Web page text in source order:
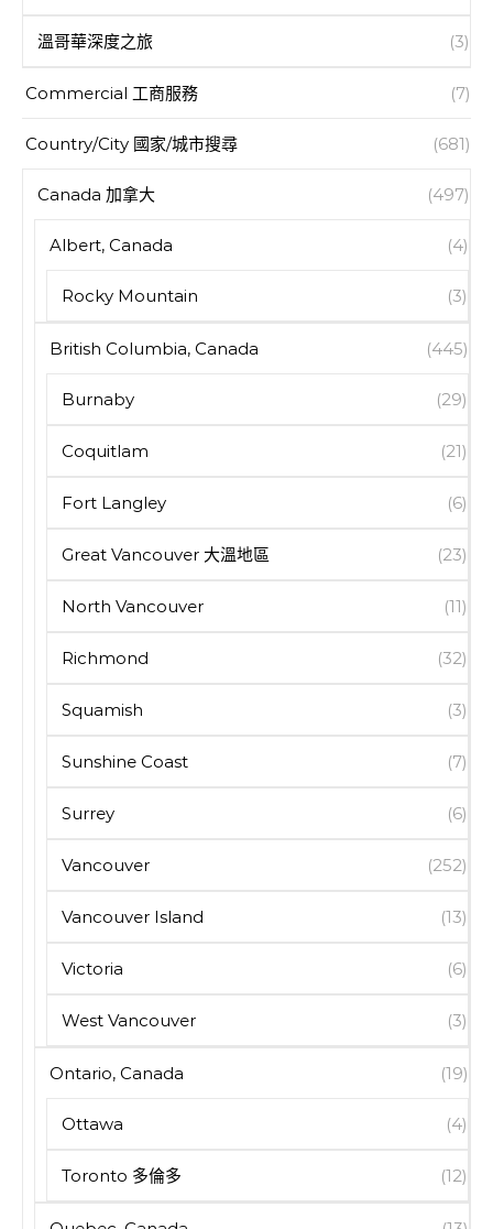
溫哥華深度之旅 (3)
Commercial 工商服務 (7)
Country/City 國家/城市搜尋 (681)
Canada 加拿大 (497)
Albert, Canada (4)
Rocky Mountain (3)
British Columbia, Canada (445)
Burnaby (29)
Coquitlam (21)
Fort Langley (6)
Great Vancouver 大溫地區 (23)
North Vancouver (11)
Richmond (32)
Squamish (3)
Sunshine Coast (7)
Surrey (6)
Vancouver (252)
Vancouver Island (13)
Victoria (6)
West Vancouver (3)
Ontario, Canada (19)
Ottawa (4)
Toronto 多倫多 (12)